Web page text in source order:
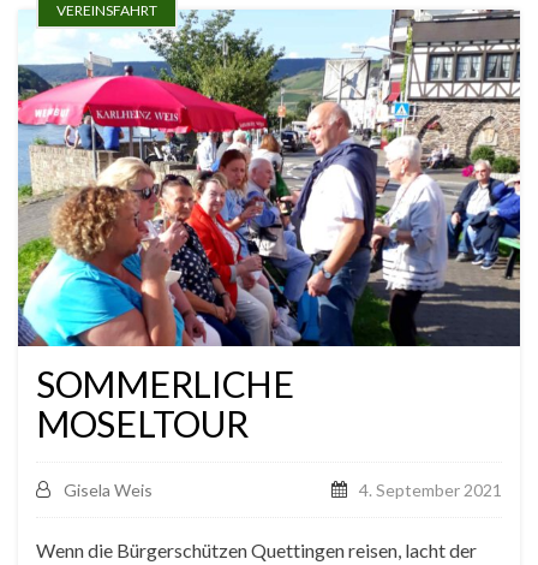
VEREINSFAHRT
SOMMERLICHE
MOSELTOUR
Gisela Weis 4. September 2021
Wenn die Bürgerschützen Quettingen reisen, lacht der